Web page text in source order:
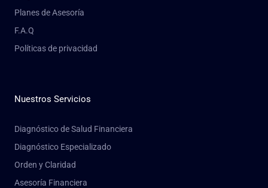
Planes de Asesoría
F.A.Q
Políticas de privacidad
Nuestros Servicios
Diagnóstico de Salud Financiera
Diagnóstico Especializado
Orden y Claridad
Asesoría Financiera